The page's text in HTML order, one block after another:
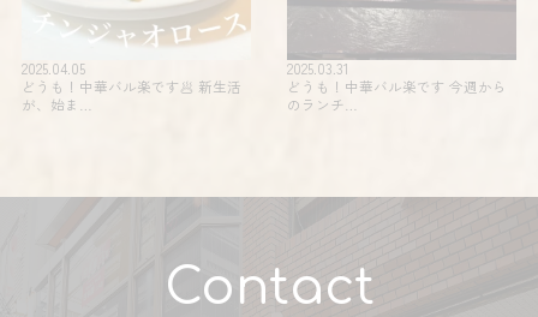
2025.04.05
どうも！中華バル楽です🥟 新生活
が、始ま…
2025.03.31
どうも！中華バル楽です 今週から
のランチ…
Contact